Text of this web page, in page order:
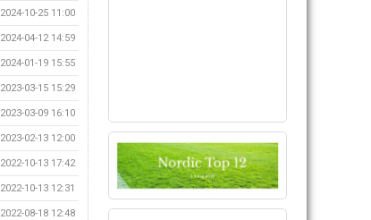
2024-10-25 11:00
2024-04-12 14:59
2024-01-19 15:55
2023-03-15 15:29
2023-03-09 16:10
2023-02-13 12:00
2022-10-13 17:42
2022-10-13 12:31
2022-08-18 12:48